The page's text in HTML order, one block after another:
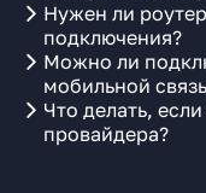
Нужен ли
подключения?
Можно ли
мобильной
Что делать,
провайдера?